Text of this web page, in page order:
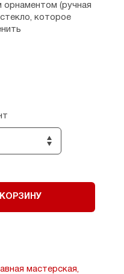
(ручная
которое
стену.
для фиксации
способной
см, но при этом по
внутренней рамкой
должна быть
14,5 х 17,5 см.
- 8 см.
мастерская,